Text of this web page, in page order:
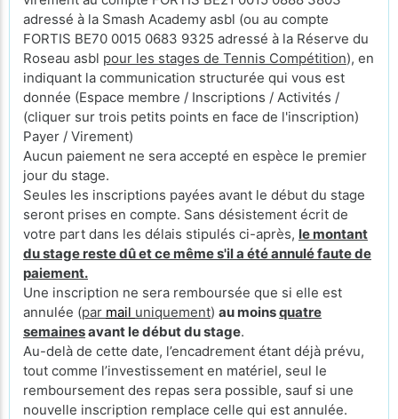
adressé à la Smash Academy asbl (ou au compte
FORTIS BE70 0015 0683 9325 adressé à la Réserve du
Roseau asbl pour les stages de Tennis Compétition), en
indiquant la communication structurée qui vous est
donnée (Espace membre / Inscriptions / Activités /
(cliquer sur trois petits points en face de l'inscription)
Payer / Virement)
Aucun paiement ne sera accepté en espèce le premier
jour du stage.
Seules les inscriptions payées avant le début du stage
seront prises en compte. Sans désistement écrit de
votre part dans les délais stipulés ci-après, le montant
du stage reste dû et ce même s'il a été annulé faute de
paiement.
Une inscription ne sera remboursée que si elle est
annulée (par mail uniquement) au moinsquatre
semainesavant le début du stage.
Au-delà de cette date, l’encadrement étant déjà prévu,
tout comme l’investissement en matériel, seul le
remboursement des repas sera possible, sauf si une
nouvelle inscription remplace celle qui est annulée.